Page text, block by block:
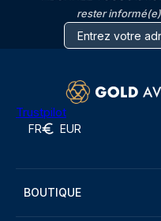
rester
Trustpilot
FR EUR
BOUTIQUE